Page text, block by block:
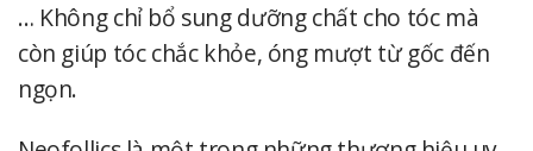
… Không chỉ bổ sung dưỡng chất cho tóc mà
còn giúp tóc chắc khỏe, óng mượt từ gốc đến
ngọn.